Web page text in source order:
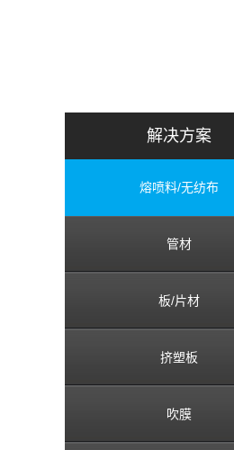
解决方案
熔喷料/无纺布
管材
板/片材
挤塑板
吹膜